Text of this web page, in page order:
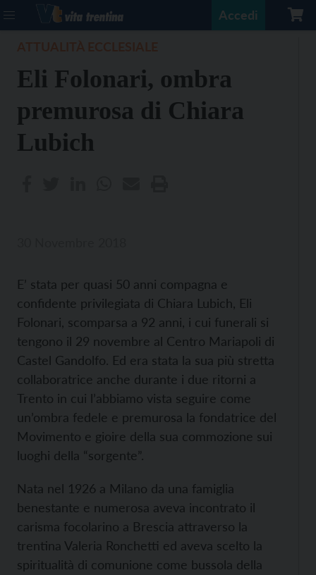
Accedi
Eli Folonari, ombra
premurosa di Chiara
Lubich
E’ stata per quasi 50 anni compagna e
confidente privilegiata di Chiara Lubich, Eli
Folonari, scomparsa a 92 anni, i cui funerali si
tengono il 29 novembre al Centro Mariapoli di
Castel Gandolfo. Ed era stata la sua più stretta
collaboratrice anche durante i due ritorni a
Trento in cui l’abbiamo vista seguire come
un’ombra fedele e premurosa la fondatrice del
Movimento e gioire della sua commozione sui
luoghi della “sorgente”.
Nata nel 1926 a Milano da una famiglia
benestante e numerosa aveva incontrato il
carisma focolarino a Brescia attraverso la
trentina Valeria Ronchetti ed aveva scelto la
spiritualità di comunione come bussola della